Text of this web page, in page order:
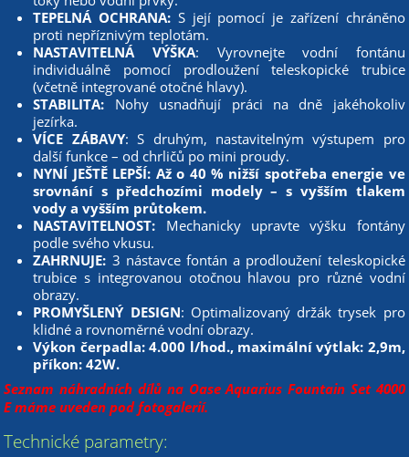
TEPELNÁ OCHRANA: S její pomocí je zařízení chráněno
proti nepříznivým teplotám.
NASTAVITELNÁ VÝŠKA: Vyrovnejte vodní fontánu
individuálně pomocí prodloužení teleskopické trubice
(včetně integrované otočné hlavy).
STABILITA: Nohy usnadňují práci na dně jakéhokoliv
jezírka.
VÍCE ZÁBAVY: S druhým, nastavitelným výstupem pro
další funkce – od chrličů po mini proudy.
NYNÍ JEŠTĚ LEPŠÍ: Až o 40 % nižší spotřeba energie ve
srovnání s předchozími modely – s vyšším tlakem
vody a vyšším průtokem.
NASTAVITELNOST: Mechanicky upravte výšku fontány
podle svého vkusu.
ZAHRNUJE: 3 nástavce fontán a prodloužení teleskopické
trubice s integrovanou otočnou hlavou pro různé vodní
obrazy.
PROMYŠLENÝ DESIGN: Optimalizovaný držák trysek pro
klidné a rovnoměrné vodní obrazy.
Výkon čerpadla: 4.000 l/hod., maximální výtlak: 2,9m,
příkon: 42W.
Seznam náhradních dílů na Oase Aquarius Fountain Set 4000
Emáme uveden pod fotogalerií.
Technické parametry: